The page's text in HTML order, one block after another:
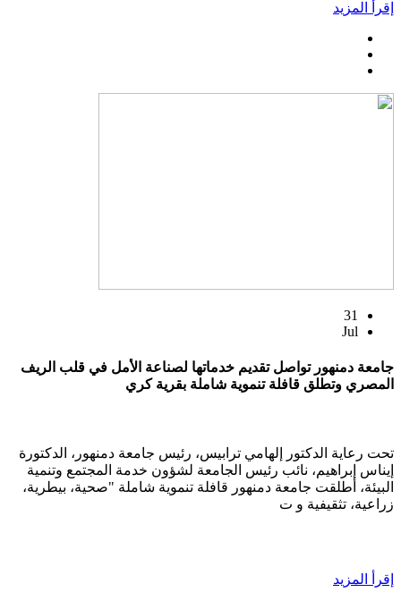
إقرأ المزيد
31
Jul
جامعة دمنهور تواصل تقديم خدماتها لصناعة الأمل في قلب الريف
المصري وتطلق قافلة تنموية شاملة بقرية كري
تحت رعاية الدكتور إلهامي ترابيس، رئيس جامعة دمنهور، الدكتورة
إيناس إبراهيم، نائب رئيس الجامعة لشؤون خدمة المجتمع وتنمية
البيئة، أطلقت جامعة دمنهور قافلة تنموية شاملة "صحية، بيطرية،
زراعية، تثقيفية و ت
إقرأ المزيد